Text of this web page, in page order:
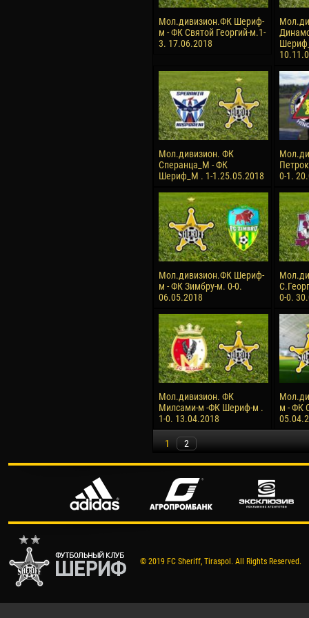
Мол.дивизион.ФК Шериф-
м - ФК Святой Георгий-м.1-
3. 17.06.2018
Мол.дивизион. ФК
Сперанца_М - ФК
Шериф_М . 1-1.25.05.2018
0-1.
Мол.дивизион.ФК Шериф-
м - ФК Зимбру-м. 0-0.
06.05.2018
0-0.
Мол.дивизион. ФК
Милсами-м -ФК Шериф-м .
1-0. 13.04.2018
м - ФК
1 2
© 2019 FC Sheriff, Tiraspol. All Rights Reserved.